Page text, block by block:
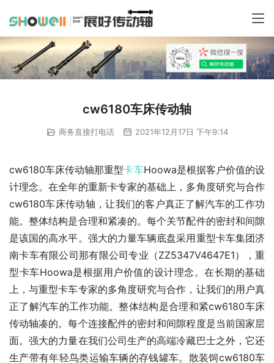
cw6180车床传动轴
商务直接打电话 2021年12月17日 下午9:14
cw6180车床传动轴那重型卡车Hoowa是根据客户价值的设
计理念。在全年的重新卡专家的基础上，多角度研究与合作
cw6180车床传动轴，让我们的客户真正了解汽车的工作功
能。整体结构是合理和紧凑的。每个关节配件的密封和间隙
是该国的高水平。强大的力量车辆底盘采用重型卡车集团济
南卡车有限公司那有限公司专业（ZZ5347V4647E1），重
型卡车Hoowa是根据用户价值的设计理念。在长期的基础
上，与重型卡车专家的多角度研究与合作，让我们的用户真
正了解汽车的工作功能。整体结构是合理和紧cw6180车床
传动轴凑的。每个连接配件的密封和间隙程度是当前国家层
面。强大的力量在我们公司生产的高端冷藏巴士之外，它还
生产带有年轻鸟类运输车辆的存钱罐车。散装饲cw6180车